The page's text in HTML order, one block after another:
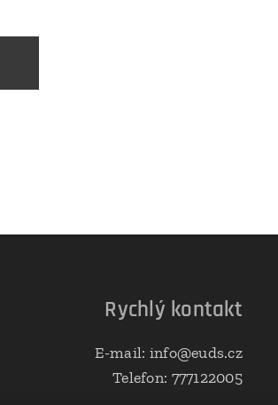
Rychlý kontakt
E-mail: info@euds.cz
Telefon: 777122005